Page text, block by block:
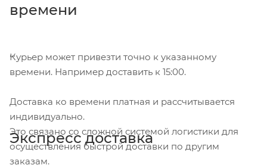
времени
Курьер может привезти точно к указанному
времени. Например доставить к 15:00.
Доставка ко времени платная и рассчитывается
индивидуально.
Это связано со сложной системой логистики для
осуществления быстрой доставки по другим
заказам.
Экспресс доставка